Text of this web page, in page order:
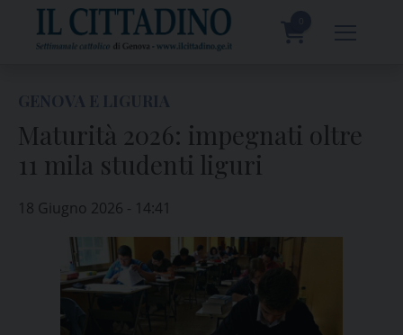
content
Maturità 2026: impegnati oltre
11 mila studenti liguri
18 Giugno 2026 - 14:41